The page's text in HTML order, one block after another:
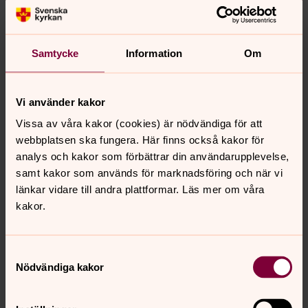
Samtycke Information Om
Vi använder kakor
Vissa av våra kakor (cookies) är nödvändiga för att
webbplatsen ska fungera. Här finns också kakor för
analys och kakor som förbättrar din användarupplevelse,
samt kakor som används för marknadsföring och när vi
länkar vidare till andra plattformar. Läs mer om våra
kakor.
Nödvändiga kakor
Tillsammans med Anna Forslund och Andreas Öberg
svenska översättningen av Reine Mirro blir Själs färger.
Denna vecka gästas Kyrkan Unplugged av bandet
Pinewood Avenue som sjunger egna låten Going Home.
Vi säger bara häng med!
Kyrkan unplugged – Hold On
Kyrkan Unplugged är äntligen tillbaka! Under fem
kyrka. Första ut är gospellåten Hold On. Den är både en
ett löfte om att det kommer att bli bättre! Solist är